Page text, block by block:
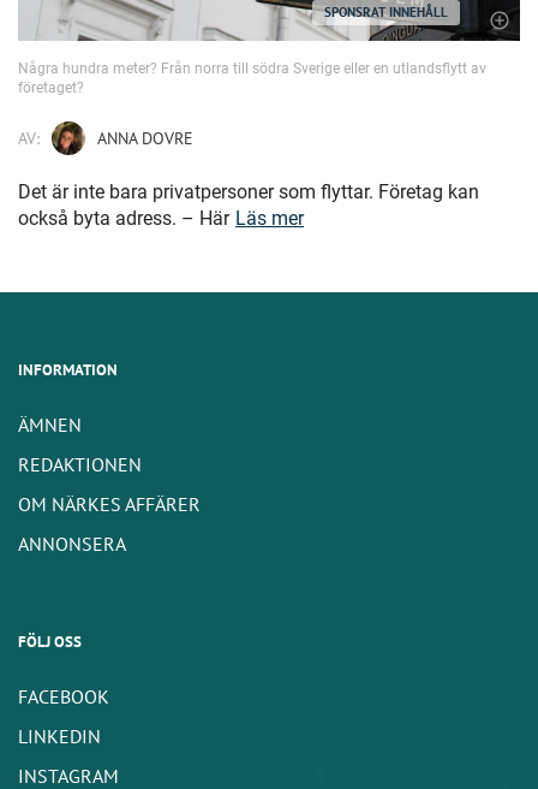
SPONSRAT INNEHÅLL
Några hundra meter? Från norra till södra Sverige eller en utlandsflytt av
företaget?
AV: ANNA DOVRE
Det är inte bara privatpersoner som flyttar. Företag kan
också byta adress. – Här Läs mer
INFORMATION
ÄMNEN
REDAKTIONEN
OM NÄRKES AFFÄRER
ANNONSERA
FÖLJ OSS
FACEBOOK
LINKEDIN
INSTAGRAM